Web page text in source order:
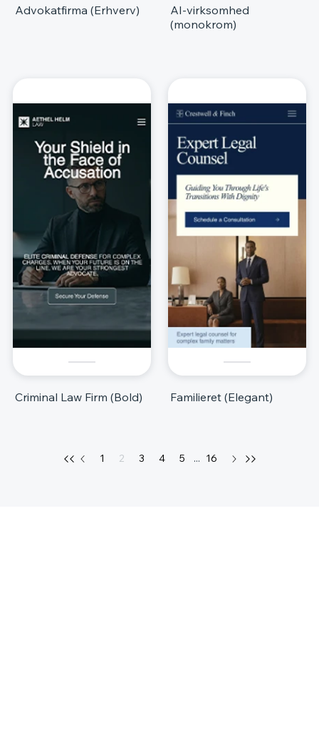
Advokatfirma (Erhverv)
AI-virksomhed
(monokrom)
Criminal Law Firm (Bold) Familieret (Elegant)
1 2 3 4 5 ... 16